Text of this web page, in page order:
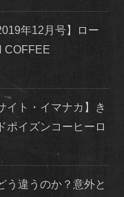
年12月号】ロー
COFFEE
イト・イマナカ】き
ポイズンコーヒーロ
う違うのか？意外と